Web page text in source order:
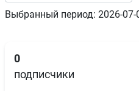
Выбранный период: 2026-07-
0
подписчики